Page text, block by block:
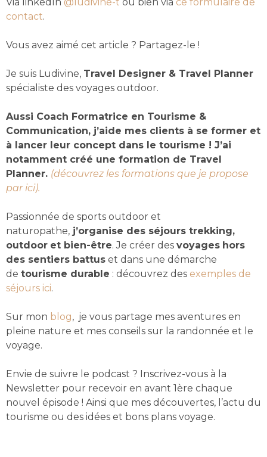
contact.
Vous avez aimé cet article ? Partagez-le !
Je suis Ludivine, Travel Designer & Travel Planner
spécialiste des voyages outdoor.
Aussi Coach Formatrice en Tourisme &
Communication, j’aide mes clients à se former et
à lancer leur concept dans le tourisme ! J’ai
notamment créé une formation de Travel
Planner. (découvrez les formations que je propose
par ici).
Passionnée de sports outdoor et
naturopathe, j’organise des séjours trekking,
outdoor et bien-être. Je créer des voyages hors
des sentiers battus et dans une démarche
de tourisme durable : découvrez des exemples de
séjours ici.
Sur mon blog, je vous partage mes aventures en
pleine nature et mes conseils sur la randonnée et le
voyage.
Envie de suivre le podcast ? Inscrivez-vous à la
Newsletter pour recevoir en avant 1ère chaque
nouvel épisode ! Ainsi que mes découvertes, l’actu du
tourisme ou des idées et bons plans voyage.